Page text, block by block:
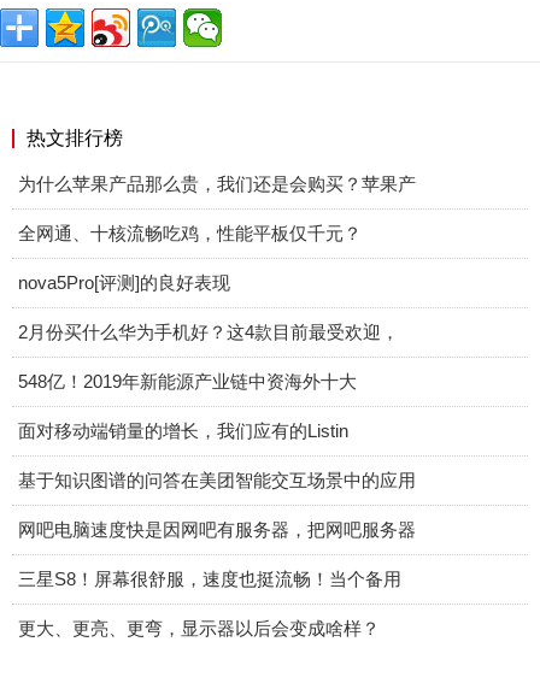
热文排行榜
为什么苹果产品那么贵，我们还是会购买？苹果产
全网通、十核流畅吃鸡，性能平板仅千元？
nova5Pro[评测]的良好表现
2月份买什么华为手机好？这4款目前最受欢迎，
548亿！2019年新能源产业链中资海外十大
面对移动端销量的增长，我们应有的Listin
基于知识图谱的问答在美团智能交互场景中的应用
网吧电脑速度快是因网吧有服务器，把网吧服务器
三星S8！屏幕很舒服，速度也挺流畅！当个备用
更大、更亮、更弯，显示器以后会变成啥样？